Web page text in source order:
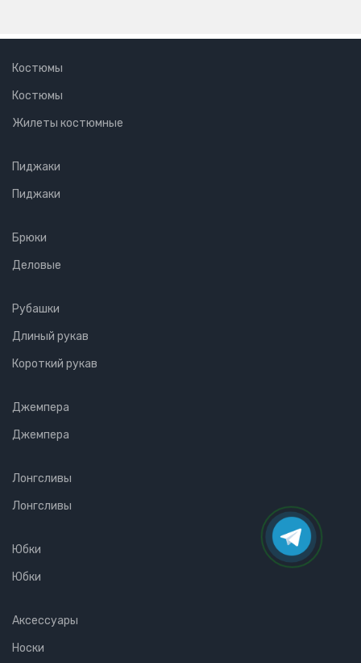
Костюмы
Костюмы
Жилеты костюмные
Пиджаки
Пиджаки
Брюки
Деловые
Рубашки
Длиный рукав
Короткий рукав
Джемпера
Джемпера
Лонгсливы
Лонгсливы
Юбки
Юбки
Аксессуары
Носки